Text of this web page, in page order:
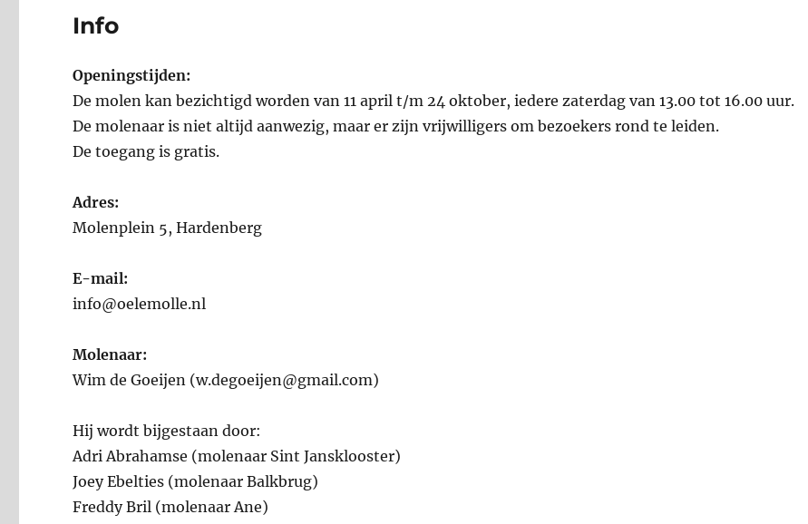
Info
Openingstijden:
De molen kan bezichtigd worden van 11 april t/m 24 oktober, iedere zaterdag van 13.00 tot 16.00 uur.
De molenaar is niet altijd aanwezig, maar er zijn vrijwilligers om bezoekers rond te leiden.
De toegang is gratis.
Adres:
Molenplein 5, Hardenberg
E-mail:
info@oelemolle.nl
Molenaar:
Wim de Goeijen (w.degoeijen@gmail.com)
Hij wordt bijgestaan door:
Adri Abrahamse (molenaar Sint Jansklooster)
Joey Ebelties (molenaar Balkbrug)
Freddy Bril (molenaar Ane)